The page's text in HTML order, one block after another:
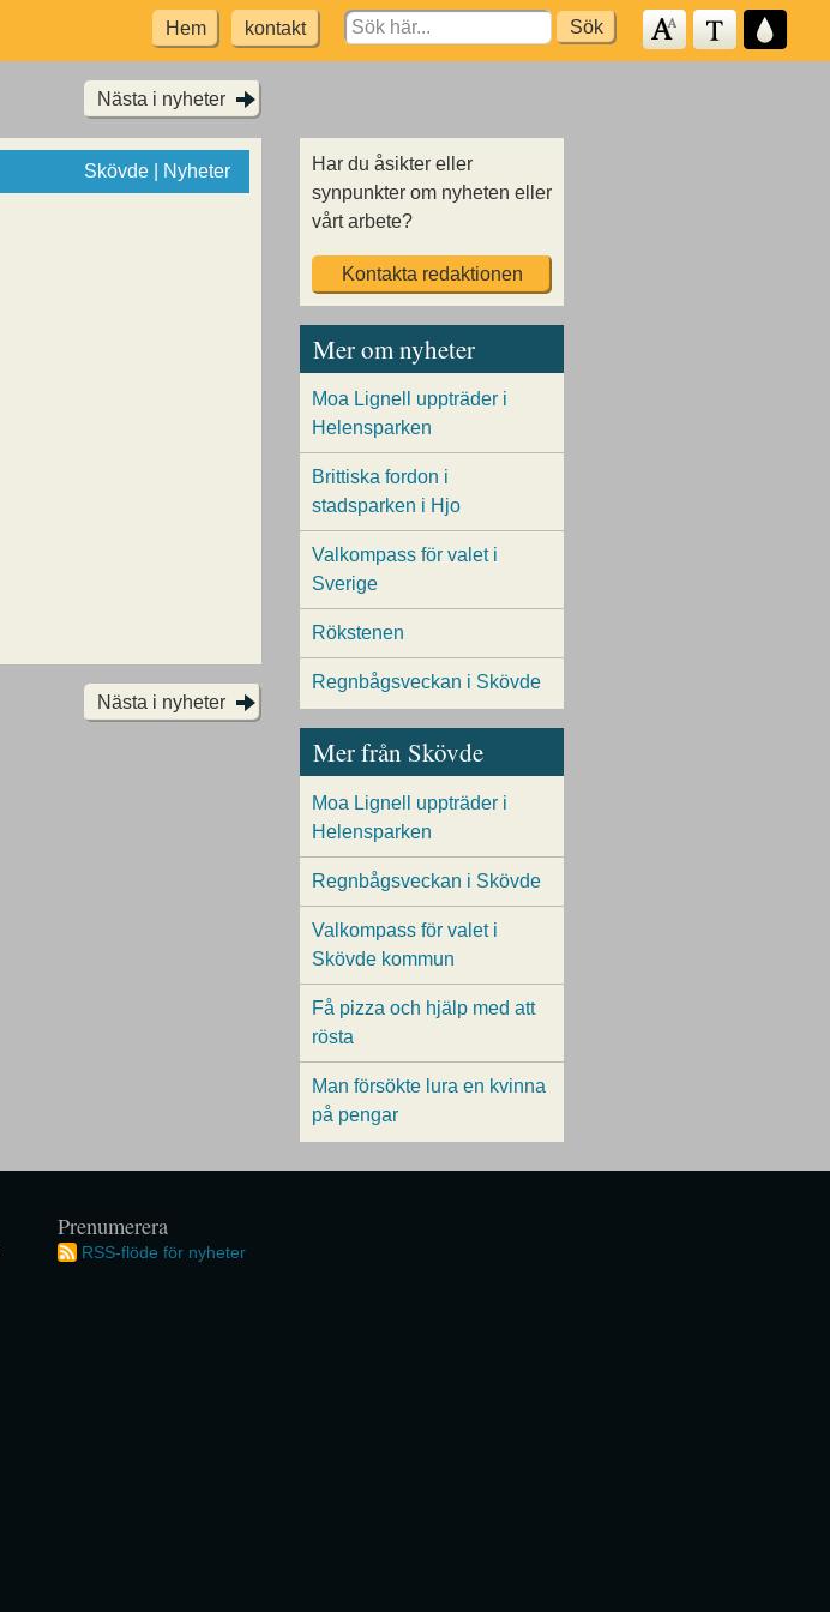
Hem kontakt
Search
for:
Nästa i nyheter
Skövde | Nyheter
Nästa i nyheter
Har du åsikter eller
synpunkter om nyheten eller
vårt arbete?
Kontakta redaktionen
Mer om nyheter
Moa Lignell uppträder i
Helensparken
Brittiska fordon i
stadsparken i Hjo
Valkompass för valet i
Sverige
Rökstenen
Regnbågsveckan i Skövde
Mer från Skövde
Moa Lignell uppträder i
Helensparken
Regnbågsveckan i Skövde
Valkompass för valet i
Skövde kommun
Få pizza och hjälp med att
rösta
Man försökte lura en kvinna
på pengar
Prenumerera
RSS-flöde för nyheter